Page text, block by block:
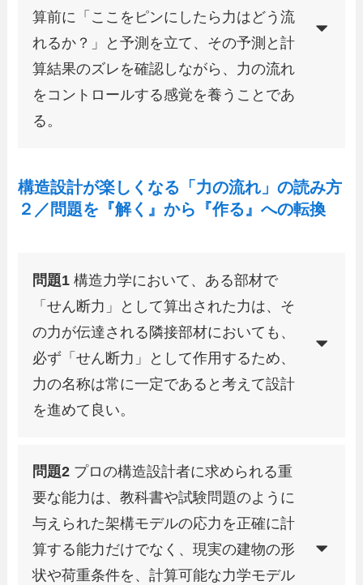
算前に「ここをピンにしたら力はどう流
れるか？」と予測を立て、その予測と計
算結果のズレを確認しながら、力の流れ
をコントロールする感覚を養うことであ
る。
構造設計が楽しくなる「力の流れ」の読み方
２／問題を『解く』から『作る』への転換
問題1 構造力学において、ある部材で
「せん断力」として算出された力は、そ
の力が伝達される隣接部材においても、
必ず「せん断力」として作用するため、
力の名称は常に一定であると考えて設計
を進めて良い。
問題2 プロの構造設計者に求められる重
要な能力は、教科書や試験問題のように
与えられた架構モデルの応力を正確に計
算する能力だけでなく、現実の建物の形
状や荷重条件を、計算可能な力学モデル